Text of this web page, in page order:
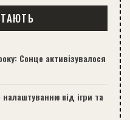
Сонце активізувалося
під ігри та